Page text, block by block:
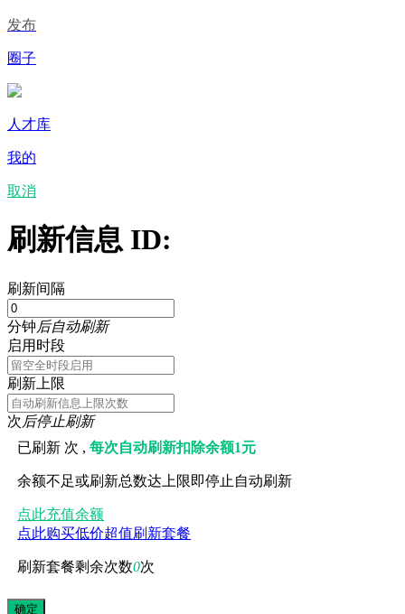
发布
圈子
人才库
我的
取消
刷新信息 ID:
刷新间隔
分钟后自动刷新
启用时段
刷新上限
次后停止刷新
已刷新 次 ,每次自动刷新扣除余额1元
余额不足或刷新总数达上限即停止自动刷新
点此充值余额
点此购买低价超值刷新套餐
刷新套餐剩余次数0次